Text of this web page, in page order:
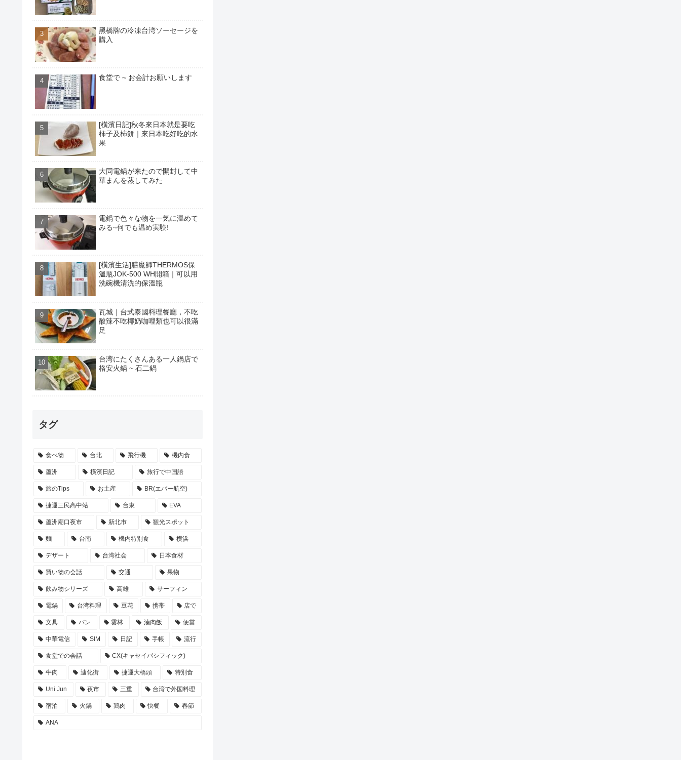
黑橋牌の冷凍台湾ソーセージを
購入
食堂で ~ お会計お願いします
[橫濱日記]秋冬來日本就是要吃
柿子及柿餅｜來日本吃好吃的水
果
大同電鍋が来たので開封して中
華まんを蒸してみた
電鍋で色々な物を一気に温めて
みる~何でも温め実験!
[橫濱生活]膳魔師THERMOS保
溫瓶JOK-500 WH開箱｜可以用
洗碗機清洗的保溫瓶
瓦城｜台式泰國料理餐廳，不吃
酸辣不吃椰奶咖哩類也可以很滿
足
台湾にたくさんある一人鍋店で
格安火鍋 ~ 石二鍋
タグ
食べ物 台北 飛行機 機内食
蘆洲 橫濱日記 旅行で中国語
旅のTips お土産 BR(エバー航空)
捷運三民高中站 台東 EVA
蘆洲廟口夜市 新北市 観光スポット
麵 台南 機内特別食 横浜
デザート 台湾社会 日本食材
買い物の会話 交通 果物
飲み物シリーズ 高雄 サーフィン
電鍋 台湾料理 豆花 携帯 店で
文具 パン 雲林 滷肉飯 便當
中華電信 SIM 日記 手帳 流行
食堂での会話 CX(キャセイパシフィック)
牛肉 迪化街 捷運大橋頭 特別食
Uni Jun 夜市 三重 台湾で外国料理
宿泊 火鍋 鶏肉 快餐 春節
ANA